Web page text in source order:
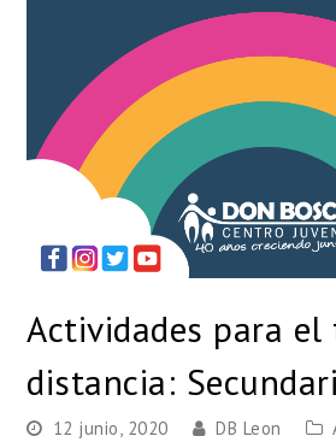
Actividades para
distancia:
12 junio, 2020 DB Leon